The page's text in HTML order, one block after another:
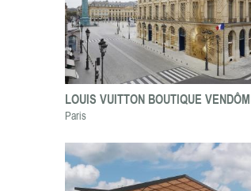
LOUIS VUITTON BOUTIQUE
Paris